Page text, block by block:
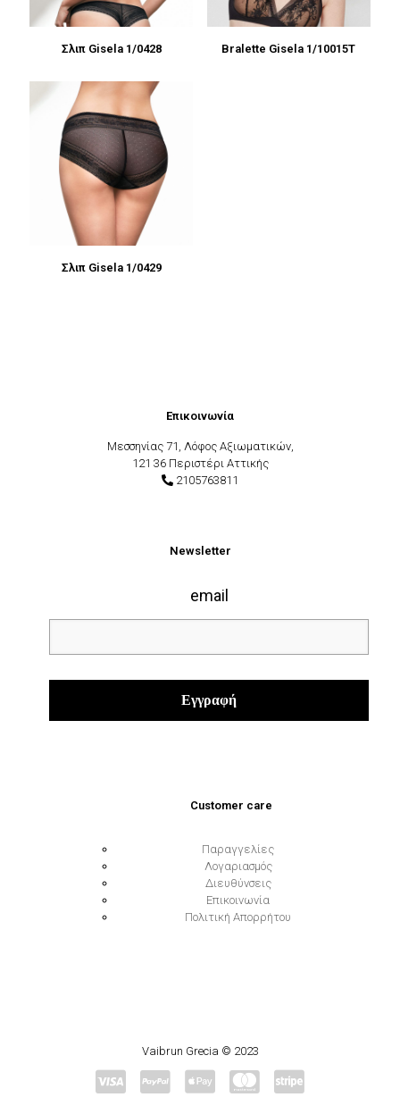
Σλιπ Gisela 1/0428 Bralette Gisela 1/10015Τ
Σλιπ Gisela 1/0429
Επικοινωνία
Μεσσηνίας 71, Λόφος Αξιωματικών,
121 36 Περιστέρι Αττικής
2105763811
Newsletter
email
Customer care
Παραγγελίες
Λογαριασμός
Διευθύνσεις
Επικοινωνία
Πολιτική Απορρήτου
Vaibrun Grecia © 2023